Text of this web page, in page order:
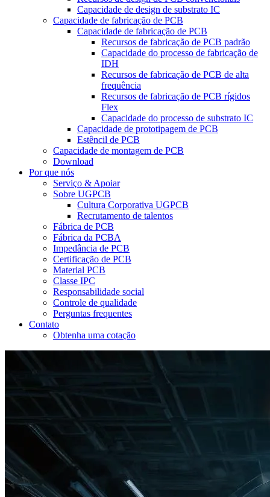
Capacidade de design de substrato IC
Capacidade de fabricação de PCB
Capacidade de fabricação de PCB
Recursos de fabricação de PCB padrão
Capacidade do processo de fabricação de
IDH
Recursos de fabricação de PCB de alta
frequência
Recursos de fabricação de PCB rígidos
Flex
Capacidade do processo de substrato IC
Capacidade de prototipagem de PCB
Estêncil de PCB
Capacidade de montagem de PCB
Download
Por que nós
Serviço & Apoiar
Sobre UGPCB
Cultura Corporativa UGPCB
Recrutamento de talentos
Fábrica de PCB
Fábrica da PCBA
Impedância de PCB
Certificação de PCB
Material PCB
Classe IPC
Responsabilidade social
Controle de qualidade
Perguntas frequentes
Contato
Obtenha uma cotação